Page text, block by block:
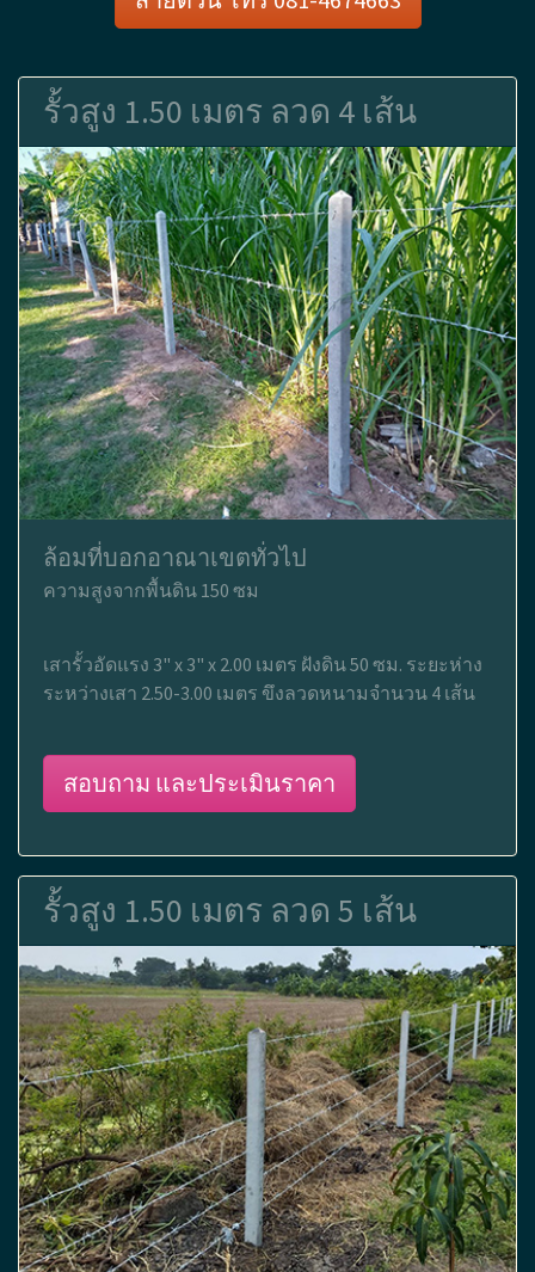
รั้วสูง 1.50 เมตร ลวด 4 เส้น
ล้อมที่บอกอาณาเขตทั่วไป
ความสูงจากพื้นดิน 150 ซม
เสารั้วอัดแรง 3" x 3" x 2.00 เมตร ฝังดิน 50 ซม. ระยะห่าง
ระหว่างเสา 2.50-3.00 เมตร ขึงลวดหนามจำนวน 4 เส้น
สอบถาม และประเมินราคา
รั้วสูง 1.50 เมตร ลวด 5 เส้น